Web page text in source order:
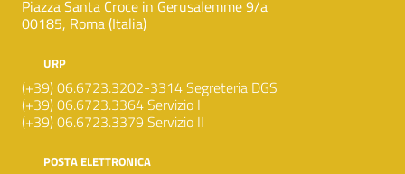
Piazza Santa Croce in Gerusalemme 9/a
00185, Roma (Italia)
URP
(+39) 06.6723.3202-3314 Segreteria DGS
(+39) 06.6723.3364 Servizio I
(+39) 06.6723.3379 Servizio II
POSTA ELETTRONICA